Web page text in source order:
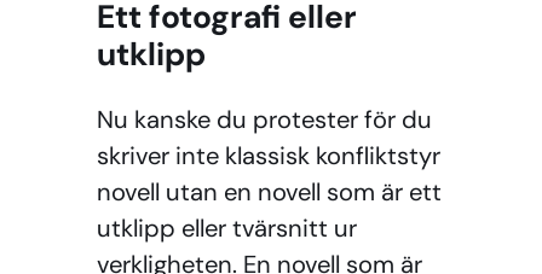
Ett fotografi eller
utklipp
Nu kanske du protester för du
skriver inte klassisk konfliktstyr
novell utan en novell som är ett
utklipp eller tvärsnitt ur
verkligheten. En novell som är